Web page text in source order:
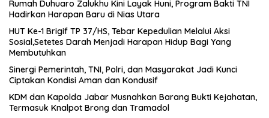
Rumah Duhuaro Zalukhu Kini Layak Huni, Program Bakti TNI
Hadirkan Harapan Baru di Nias Utara
HUT Ke-1 Brigif TP 37/HS, Tebar Kepedulian Melalui Aksi
Sosial,Setetes Darah Menjadi Harapan Hidup Bagi Yang
Membutuhkan
Sinergi Pemerintah, TNI, Polri, dan Masyarakat Jadi Kunci
Ciptakan Kondisi Aman dan Kondusif
KDM dan Kapolda Jabar Musnahkan Barang Bukti Kejahatan,
Termasuk Knalpot Brong dan Tramadol